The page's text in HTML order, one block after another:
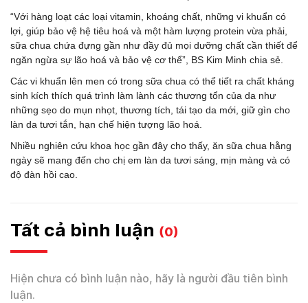
“Với hàng loạt các loại vitamin, khoáng chất, những vi khuẩn có
lợi, giúp bảo vệ hệ tiêu hoá và một hàm lượng protein vừa phải,
sữa chua chứa đựng gần như đầy đủ mọi dưỡng chất cần thiết để
ngăn ngừa sự lão hoá và bảo vệ cơ thể”, BS Kim Minh chia sẻ.
Các vi khuẩn lên men có trong sữa chua có thể tiết ra chất kháng
sinh kích thích quá trình làm lành các thương tổn của da như
những sẹo do mụn nhọt, thương tích, tái tạo da mới, giữ gìn cho
làn da tươi tắn, hạn chế hiện tượng lão hoá.
Nhiều nghiên cứu khoa học gần đây cho thấy, ăn sữa chua hằng
ngày sẽ mang đến cho chị em làn da tươi sáng, mịn màng và có
độ đàn hồi cao.
Tất cả bình luận (0)
Hiện chưa có bình luận nào, hãy là người đầu tiên bình
luận.